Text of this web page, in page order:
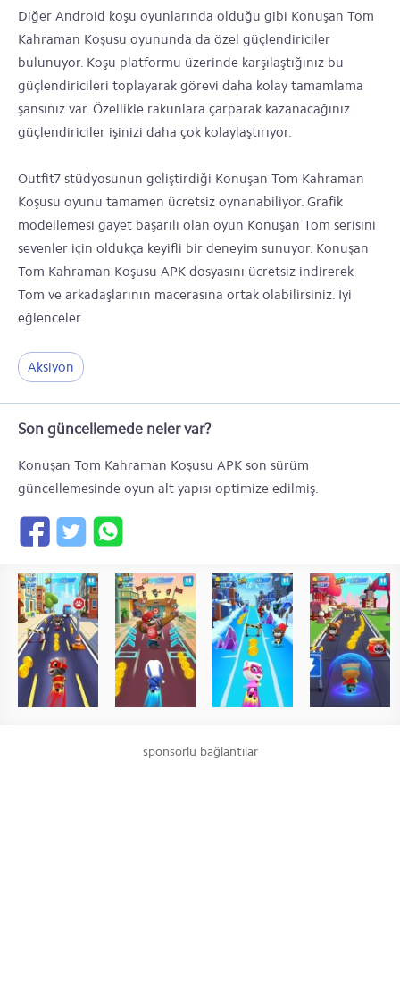
Diğer Android koşu oyunlarında olduğu gibi Konuşan Tom
Kahraman Koşusu oyununda da özel güçlendiriciler
bulunuyor. Koşu platformu üzerinde karşılaştığınız bu
güçlendiricileri toplayarak görevi daha kolay tamamlama
şansınız var. Özellikle rakunlara çarparak kazanacağınız
güçlendiriciler işinizi daha çok kolaylaştırıyor.
Outfit7 stüdyosunun geliştirdiği Konuşan Tom Kahraman
Koşusu oyunu tamamen ücretsiz oynanabiliyor. Grafik
modellemesi gayet başarılı olan oyun Konuşan Tom serisini
sevenler için oldukça keyifli bir deneyim sunuyor. Konuşan
Tom Kahraman Koşusu APK dosyasını ücretsiz indirerek
Tom ve arkadaşlarının macerasına ortak olabilirsiniz. İyi
eğlenceler.
Aksiyon
Son güncellemede neler var?
Konuşan Tom Kahraman Koşusu APK son sürüm
güncellemesinde oyun alt yapısı optimize edilmiş.
sponsorlu bağlantılar